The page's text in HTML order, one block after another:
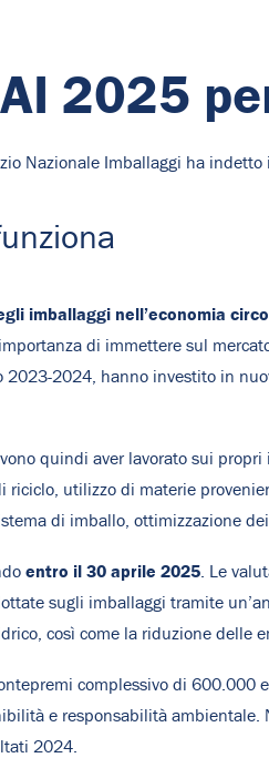
2025
Nazionale Imballaggi ha
imballaggi nell’economia
di immettere sul
2024, hanno investito in
quindi aver lavorato sui
utilizzo di materie
di imballo, ottimizzazione
entro il 30 aprile 2025 . Le
sugli imballaggi tramite
così come la riduzione delle
complessivo di
e responsabilità ambientale.
2024.